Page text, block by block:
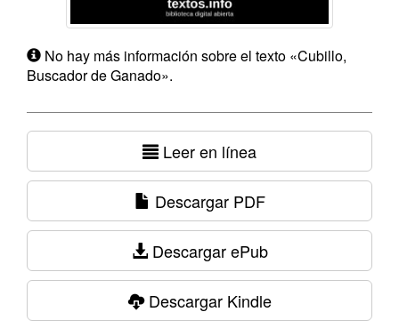
No hay más información sobre el texto «Cubillo,
Buscador de Ganado».
Leer en línea
Descargar PDF
Descargar ePub
Descargar Kindle